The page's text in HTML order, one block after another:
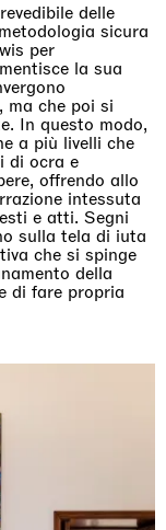
delle
sicura
per
la sua
ma che poi si
In questo modo,
a più livelli che
di ocra e
offrendo allo
intessuta
e atti. Segni
sulla tela di iuta
che si spinge
della
di fare propria